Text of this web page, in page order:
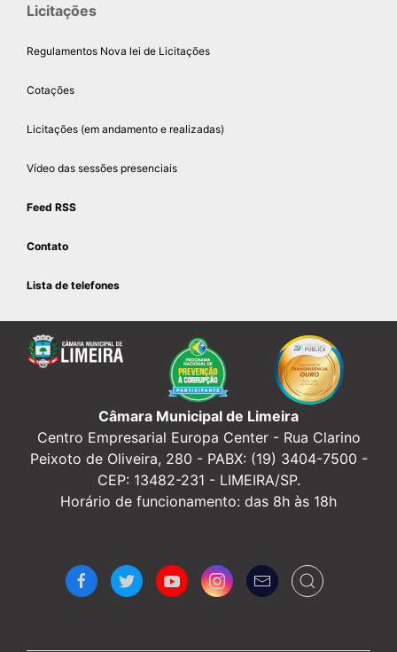
Licitações
Regulamentos Nova lei de Licitações
Cotações
Licitações (em andamento e realizadas)
Vídeo das sessões presenciais
Feed RSS
Contato
Lista de telefones
Câmara Municipal de Limeira
Centro Empresarial Europa Center - Rua Clarino
Peixoto de Oliveira, 280 - PABX: (19) 3404-7500 -
CEP: 13482-231 - LIMEIRA/SP.
Horário de funcionamento: das 8h às 18h